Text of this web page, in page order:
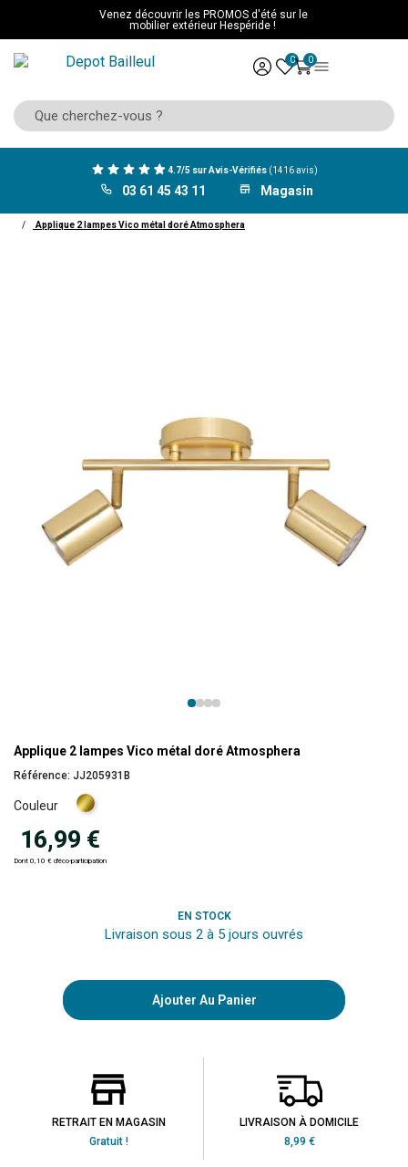
Venez découvrir les PROMOS d'été sur le
mobilier extérieur Hespéride !
0 0
4.7/5 sur Avis-Vérifiés (1416 avis)
03 61 45 43 11 Magasin
Applique 2 lampes Vico métal doré Atmosphera
Applique 2 lampes Vico métal doré Atmosphera
Référence: JJ205931B
Couleur
Doré
16,99 €
Dont 0,10 € d'éco-participation
EN STOCK
Livraison sous 2 à 5 jours ouvrés
Ajouter Au Panier
RETRAIT EN MAGASIN
Gratuit !
LIVRAISON À DOMICILE
8,99 €